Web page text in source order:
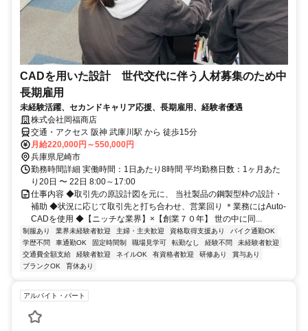
CADを用いた設計 世代交代に伴う人材募集のため中
長期雇用
未経験活躍、セカンドキャリア応援、長期雇用、経験者優遇
株式会社岡福商店
交通・アクセス 阪神 武庫川駅 から 徒歩15分
月給220,000円～550,000円
兵庫県尼崎市
勤務時間詳細 実働時間：1日あたり8時間 平均勤務日数：1ヶ月あた
り20日 〜 22日 8:00～17:00
仕事内容 ◆取引先の原設計図を元に、 当社製品の鋼製型枠の設計・
補助 ◆状況に応じて取引先と打ち合わせ、営業回り ＊業務にはAuto-
CADを使用 ◆【ニッチな業界】×【創業７０年】 世の中に同...
制服あり 業界未経験者歓迎 主婦・主夫歓迎 資格取得支援あり
バイク通勤OK
学歴不問
車通勤OK 固定時間制 職場見学可 転勤なし 経験不問
未経験者歓迎
交通費全額支給
経験者歓迎 ネイルOK 有資格者歓迎 研修あり
賞与あり
ブランクOK
育休あり
アルバイト・パート